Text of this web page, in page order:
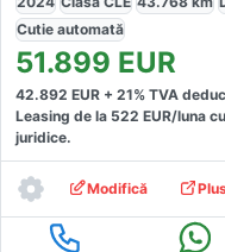
Cutie automată
51.899 EUR
42.892 EUR + 21% TVA
Leasing de la 522 EUR/luna
juridice.
Modifică